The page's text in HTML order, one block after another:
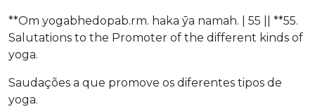
**Om yogabhedopab.rm. haka ̄ya namah. | 55 || **55.
Salutations to the Promoter of the different kinds of
yoga.
Saudações a que promove os diferentes tipos de
yoga.